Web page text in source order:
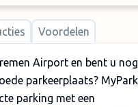
Voordelen
Airport en bent u
parkeerplaats?
parking met een